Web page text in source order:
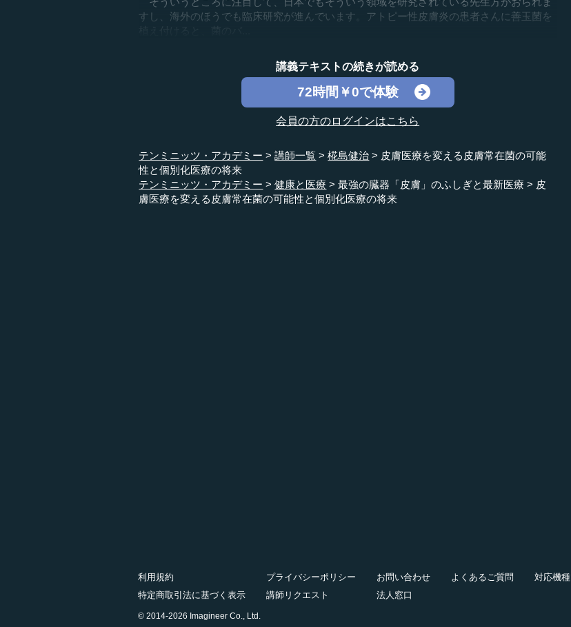
すし、海外のほうでも臨床研究が進んでいます。アトピー性皮膚炎の患者さんに善玉菌を
植え付けると、菌のバ...
講義テキストの続きが読める
72時間￥0で体験
会員の方のログインはこちら
テンミニッツ・アカデミー 講師一覧 椛島健治
皮膚医療を変える皮膚常在菌の可能
性と個別化医療の将来
テンミニッツ・アカデミー
健康と医療 最強の臓器「皮膚」のふしぎと最新医療
皮
膚医療を変える皮膚常在菌の可能性と個別化医療の将来
利用規約 プライバシーポリシー お問い合わせ よくあるご質問
対応機種
特定商取引法に基づく表示
講師リクエスト 法人窓口
© 2014-2026 Imagineer Co., Ltd.